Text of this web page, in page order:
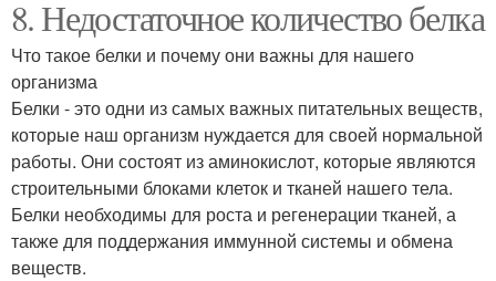
8. Недостаточное количество белка
Что такое белки и почему они важны для нашего
организма
Белки - это одни из самых важных питательных веществ,
которые наш организм нуждается для своей нормальной
работы. Они состоят из аминокислот, которые являются
строительными блоками клеток и тканей нашего тела.
Белки необходимы для роста и регенерации тканей, а
также для поддержания иммунной системы и обмена
веществ.